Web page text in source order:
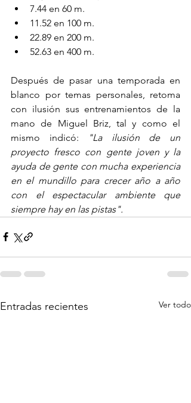
7.44 en 60 m.
11.52 en 100 m.
22.89 en 200 m.
52.63 en 400 m.
Después de pasar una temporada en
blanco por temas personales, retoma
con ilusión sus entrenamientos de la
mano de Miguel Briz, tal y como el
mismo indicó:
"La ilusión de un
proyecto fresco con gente joven y la
ayuda de gente con mucha experiencia
en el mundillo para crecer año a año
con el espectacular ambiente que
siempre hay en las pistas".
Entradas recientes Ver todo